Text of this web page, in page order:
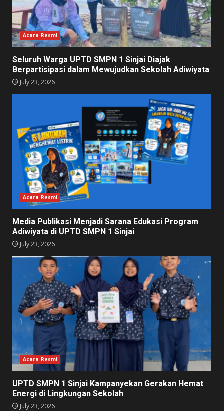
Acara Resmi
Seluruh Warga UPTD SMPN 1 Sinjai Diajak
Berpartisipasi dalam Mewujudkan Sekolah Adiwiyata
July 23, 2026
Acara Resmi
Media Publikasi Menjadi Sarana Edukasi Program
Adiwiyata di UPTD SMPN 1 Sinjai
July 23, 2026
Acara Resmi
UPTD SMPN 1 Sinjai Kampanyekan Gerakan Hemat
Energi di Lingkungan Sekolah
July 23, 2026